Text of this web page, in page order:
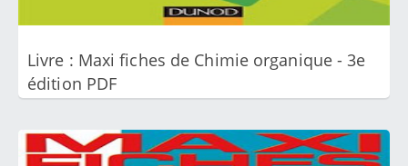
à assimiler rapidement et à mémoriser des notions
indispensables à connaître. Dans cette seconde édition
actualisée, deux fiches sur les cytochromes ont été
ajoutées. Sommaire de l'ouvrage Masse des atomes
Glucides Lipides Phospholipides Acides aminés
Photosynthèse Auteur de l'ouvrage - Michel Guilloton -
Bernadette Quintard -...
Livre : Maxi fiches de Chimie organique - 3e
édition PDF
Goodprepa septembre 08, 2018